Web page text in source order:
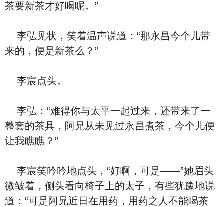
茶要新茶才好喝呢。”
李弘见状，笑着温声说道：“那永昌今个儿带
来的，便是新茶么？”
李宸点头。
李弘：“难得你与太平一起过来，还带来了一
整套的茶具，阿兄从未见过永昌煮茶，今个儿便
让我瞧瞧？”
李宸笑吟吟地点头，“好啊，可是——”她眉头
微皱着，侧头看向椅子上的太子，有些犹豫地说
道：“可是阿兄近日在用药，用药之人不能喝茶